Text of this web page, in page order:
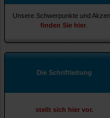
Unsere Schwerpunkte und
finden Sie hier
Die Schriftleitung
stellt sich hier vor.